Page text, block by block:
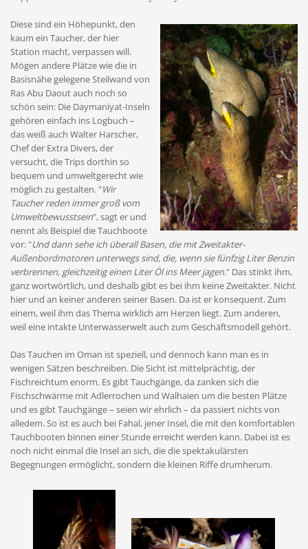
Diese sind ein Höhepunkt, den
kaum ein Taucher, der hier
Station macht, verpassen will.
Mögen andere Plätze wie die in
Basisnähe gelegene Steilwand von
Ras Abu Daout auch noch so
schön sein: Die Daymaniyat-Inseln
gehören einfach ins Logbuch –
das weiß auch Walter Harscher,
Chef der Extra Divers, der
versucht, die Trips dorthin so
bequem und umweltgerecht wie
möglich zu gestalten. "Wir
Taucher reden immer groß vom
Umweltbewusstsein", sagt er und
nennt als Beispiel die Tauchboote
vor: "Und dann sehe ich überall Basen, die mit Zweitakter-
Außenbordmotoren unterwegs sind, die, wenn sie fünfzig Liter Benzin
verbrennen, gleichzeitig einen Liter Öl ins Meer jagen." Das stinkt ihm,
ganz wortwörtlich, und deshalb gibt es bei ihm keine Zweitakter. Nicht
hier und an keiner anderen seiner Basen. Da ist er konsequent. Zum
einem, weil ihm das Thema wirklich am Herzen liegt. Zum anderen,
weil eine intakte Unterwasserwelt auch zum Geschäftsmodell gehört.
Das Tauchen im Oman ist speziell, und dennoch kann man es in
wenigen Sätzen beschreiben. Die Sicht ist mittelprächtig, der
Fischreichtum enorm. Es gibt Tauchgänge, da zanken sich die
Fischschwärme mit Adlerrochen und Walhaien um die besten Plätze
und es gibt Tauchgänge – seien wir ehrlich – da passiert nichts von
alledem. So ist es auch bei Fahal, jener Insel, die mit den komfortablen
Tauchbooten binnen einer Stunde erreicht werden kann. Dabei ist es
noch nicht einmal die Insel an sich, die die spektakulärsten
Begegnungen ermöglicht, sondern die kleinen Riffe drumherum.